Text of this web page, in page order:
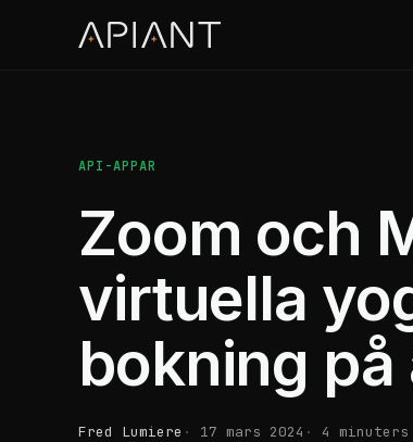
API-APPAR
Zoom och
virtuella
bokning
Fred Lumiere 17 mars 2024 4